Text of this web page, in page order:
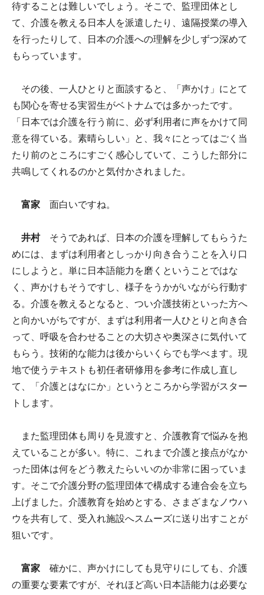
待することは難しいでしょう。そこで、監理団体とし
て、介護を教える日本人を派遣したり、遠隔授業の導入
を行ったりして、日本の介護への理解を少しずつ深めて
もらっています。
その後、一人ひとりと面談すると、「声かけ」にとて
も関心を寄せる実習生がベトナムでは多かったです。
「日本では介護を行う前に、必ず利用者に声をかけて同
意を得ている。素晴らしい」と、我々にとってはごく当
たり前のところにすごく感心していて、こうした部分に
共鳴してくれるのかと気付かされました。
富家 面白いですね。
井村そうであれば、日本の介護を理解してもらうた
めには、まずは利用者としっかり向き合うことを入り口
にしようと。単に日本語能力を磨くということではな
く、声かけもそうですし、様子をうかがいながら行動す
る。介護を教えるとなると、つい介護技術といった方へ
と向かいがちですが、まずは利用者一人ひとりと向き合
って、呼吸を合わせることの大切さや奥深さに気付いて
もらう。技術的な能力は後からいくらでも学べます。現
地で使うテキストも初任者研修用を参考に作成し直し
て、「介護とはなにか」というところから学習がスター
トします。
また監理団体も周りを見渡すと、介護教育で悩みを抱
えていることが多い。特に、これまで介護と接点がなか
った団体は何をどう教えたらいいのか非常に困っていま
す。そこで介護分野の監理団体で構成する連合会を立ち
上げました。介護教育を始めとする、さまざまなノウハ
ウを共有して、受入れ施設へスムーズに送り出すことが
狙いです。
富家 確かに、声かけにしても見守りにしても、介護
の重要な要素ですが、それほど高い日本語能力は必要な